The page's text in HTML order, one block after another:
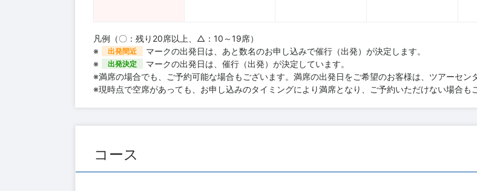
凡例（〇：残り20席以上、△：10～19席）
※
出発間近
マークの出発日は、あと数名のお申し込みで催行（出発）が決定します。
※
出発決定
マークの出発日は、催行（出発）が決定しています。
※満席の場合でも、ご予約可能な場合もございます。満席の出発日をご希望のお客様は、ツアーセン
※現時点で空席があっても、お申し込みのタイミングにより満席となり、ご予約いただけない場合も
コース